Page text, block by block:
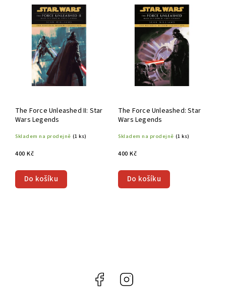
Nejprodávanější
The Force Unleashed II: Star
Wars Legends
Skladem na prodejně (1 ks)
400 Kč
Do košíku
The Force Unleashed: Star
Wars Legends
Skladem na prodejně (1 ks)
400 Kč
Do košíku
Facebook